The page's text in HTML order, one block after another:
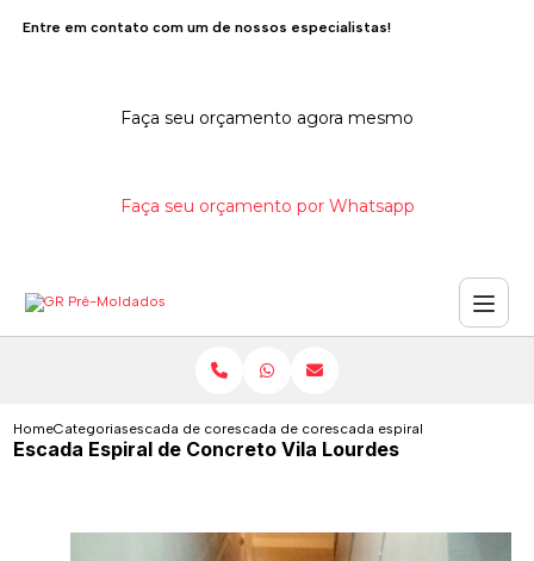
Entre em contato com um de nossos especialistas!
Faça seu orçamento agora mesmo
Faça seu orçamento por Whatsapp
HomeCategoriasescada de concretoescada de concreto com viga central
escada espiral de concreto
Escada Espiral de Concreto Vila Lourdes